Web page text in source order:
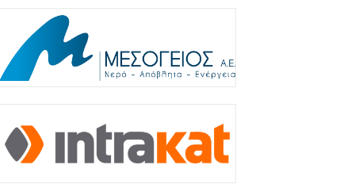
της συμφωνίας για είσοδο της
στη GSI για την ηλεκτρική
Ελλάδας–Κύπρου
Αυγούστου 2026
Μητσοτάκης σε Στ. Αγγελούδη:
ΔΕΘ το 2030 και μεγάλος
πρασίνου στο...